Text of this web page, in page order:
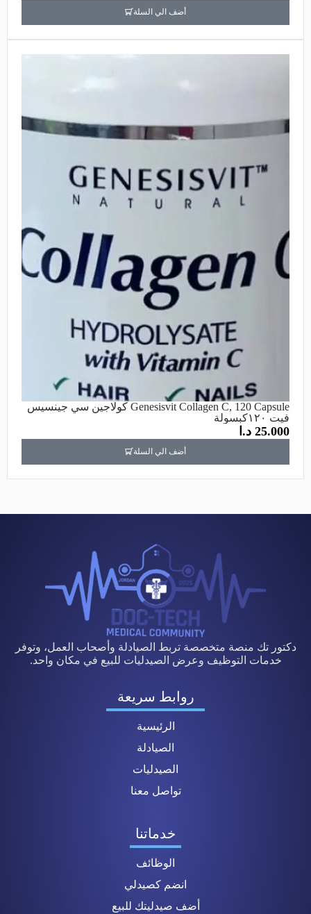
أضف الي السلة
Genesisvit Collagen C, 120 Capsule كولاجين سي جينسيس
فيت ١٢٠كبسولة
25.000 د.ا
أضف الي السلة
دكتور تك منصة متخصصة تربط الصيادلة وأصحاب العمل، وتوفر
خدمات التوظيف وعرض الصيدليات للبيع في مكان واحد.
روابط سريعة
الرئيسية
الصيادلة
الصيدليات
تواصل معنا
خدماتنا
الوظائف
انضم كصيدلي
أضف صيدليتك للبيع